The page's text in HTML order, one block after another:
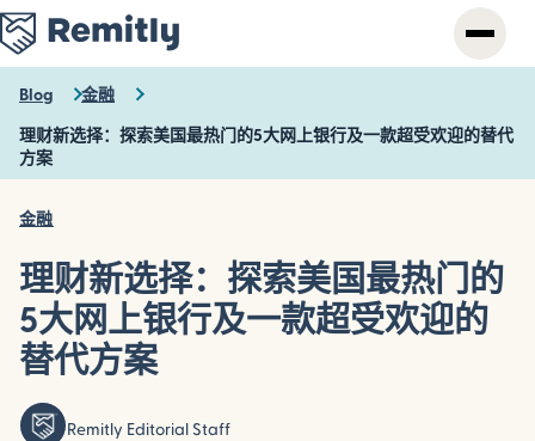
Skip
to
main
Blog 金融
理财新选择：探索美国最热门的5大网上银行及一款超受欢迎的替代
方案
金融
理财新选择：探索美国最热门的
5大网上银行及一款超受欢迎的
替代方案
Remitly Editorial Staff